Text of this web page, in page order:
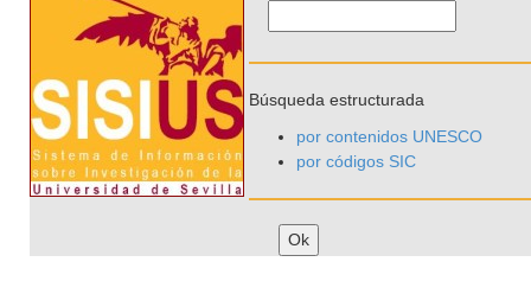
Búsqueda estructurada
por contenidos UNESCO
por códigos SIC